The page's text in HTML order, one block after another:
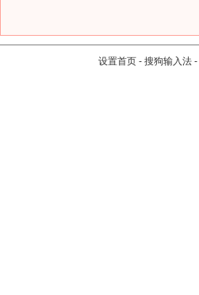
设置首页 - 搜狗输入法 -